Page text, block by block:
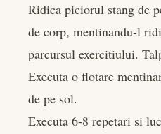
Ridica piciorul stang de
de corp, mentinandu-l
parcursul exercitiului.
Executa o flotare
de pe sol.
Executa 6-8 repetari si